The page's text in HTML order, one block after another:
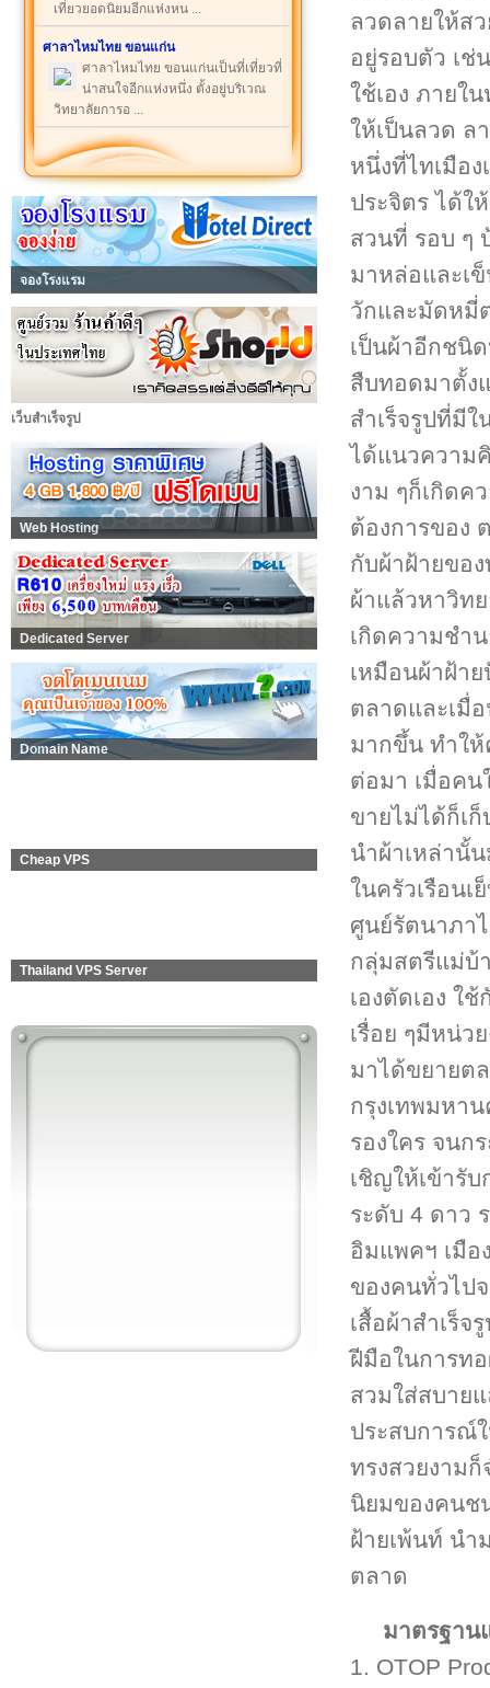
เที่ยวยอดนิยมอีกแห่งหน ...
ศาลาไหมไทย ขอนแก่น
ศาลาไหมไทย ขอนแก่นเป็นที่เที่ยวที่
น่าสนใจอีกแห่งหนึ่ง ตั้งอยู่บริเวณ
วิทยาลัยการอ ...
จองโรงแรม
เว็บสำเร็จรูป
Web Hosting
Dedicated Server
Domain Name
Cheap VPS
Thailand VPS Server
ลวดลายให้ส
อยู่รอบตัว เช่
ใช้เอง ภายใ
ให้เป็นลวด ล
หนึ่งที่ไทเมือ
ประจิตร ได้ใ
สวนที่ รอบ ๆ
มาหล่อและเ
วักและมัดหมี่
เป็นผ้าอีกชนิ
สืบทอดมาตั้ง
สำเร็จรูปที่มี
ได้แนวความ
งาม ๆก็เกิดค
ต้องการของ
กับผ้าฝ้ายขอ
ผ้าแล้วหาวิท
เกิดความชำ
เหมือนผ้าฝ้า
ตลาดและเมื่อ
มากขึ้น ทำใ
ต่อมา เมื่อค
ขายไม่ได้ก็เ
นำผ้าเหล่านั้น
ในครัวเรือน
ศูนย์รัตนาภา
กลุ่มสตรีแม่บ้
เองตัดเอง ใ
เรื่อย ๆมีหน่ว
มาได้ขยายต
กรุงเทพมหา
รองใคร จนก
เชิญให้เข้ารั
ระดับ 4 ดาว
อิมแพคฯ เมือ
ของคนทั่วไป
เสื้อผ้าสำเร็
ฝีมือในการท
สวมใส่สบาย
ประสบการณ์
ทรงสวยงาม
นิยมของคนช
ฝ้ายเพ้นท์ นำ
ตลาด
มาตรฐาน
1. OTOP